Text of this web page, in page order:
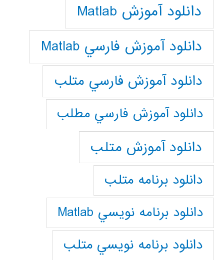
دانلود آموزش Matlab
دانلود آموزش فارسي Matlab
دانلود آموزش فارسي متلب
دانلود آموزش فارسي مطلب
دانلود آموزش متلب
دانلود برنامه متلب
دانلود برنامه نويسي Matlab
دانلود برنامه نويسي متلب